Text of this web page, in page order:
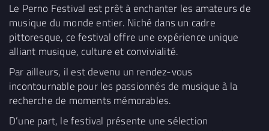
Le Perno Festival est prêt à enchanter les amateurs de
musique du monde entier. Niché dans un cadre
pittoresque, ce festival offre une expérience unique
alliant musique, culture et convivialité.
Par ailleurs, il est devenu un rendez-vous
incontournable pour les passionnés de musique à la
recherche de moments mémorables.
D’une part, le festival présente une sélection